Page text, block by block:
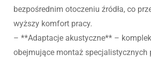
bezpośrednim otoczeniu źródła, co
wyższy komfort pracy.
– **Adaptacje akustyczne** –
obejmujące montaż specjalistycznych